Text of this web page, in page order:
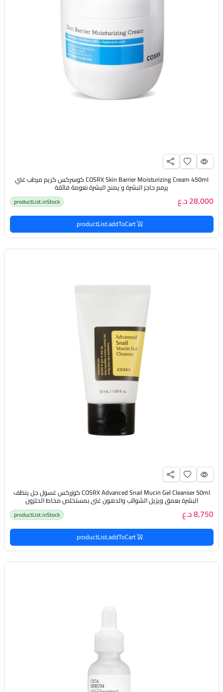
COSRX Skin Barrier Moisturizing Cream 450ml كوسركس كريم مرطب غني
يرمم حاجز البشرة و يمنح البشرة نعومة فائقة
28,000 د.ع productList.inStock
productList.addToCart
COSRX Advanced Snail Mucin Gel Cleanser 50ml كوزركس غسول جل ينظف
البشرة بعمق ويزيل الشوائب والدهون غني بمستخلص مخاط الحلزون
8,750 د.ع productList.inStock
productList.addToCart